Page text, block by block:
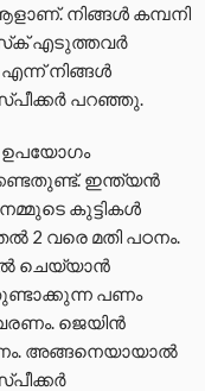
നിങ്ങള്‍ കമ്പനി
എടുത്തവര്‍
എന്ന് നിങ്ങള്‍
പറഞ്ഞു.
ഉപയോഗം
ഇന്ത്യന്‍
നമ്മുടെ കുട്ടികള്‍
2 വരെ മതി പഠനം.
ചെയ്യാന്‍
പണം
ജെയിന്‍
അങ്ങനെയായാല്‍